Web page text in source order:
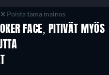
Poista tämä mainos
FACE, PITIVÄT MYÖS
TV
TV